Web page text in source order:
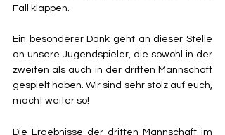
Fall klappen.
Ein besonderer Dank geht an dieser Stelle
an unsere Jugendspieler, die sowohl in der
zweiten als auch in der dritten Mannschaft
gespielt haben. Wir sind sehr stolz auf euch,
macht weiter so!
Die Ergebnisse der dritten Mannschaft im